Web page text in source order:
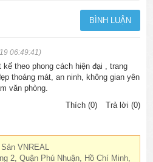
06:49:41)
theo phong cách hiện đại , trang
thoáng mát, an ninh, không gian yên
văn phòng.
Thích (0)
Trả lời (0)
VNREAL
2, Quận Phú Nhuận, Hồ Chí Minh,